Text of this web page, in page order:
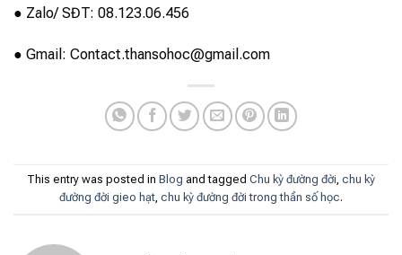
● Zalo/ SĐT: 08.123.06.456
● Gmail: Contact.thansohoc@gmail.com
This entry was posted in Blog and tagged Chu kỳ đường đời, chu kỳ
đường đời gieo hạt, chu kỳ đường đời trong thần số học.